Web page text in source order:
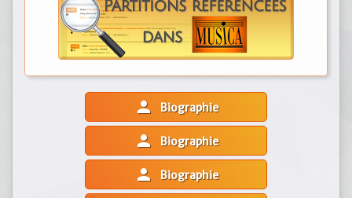
person Biographie
person Biographie
person Biographie